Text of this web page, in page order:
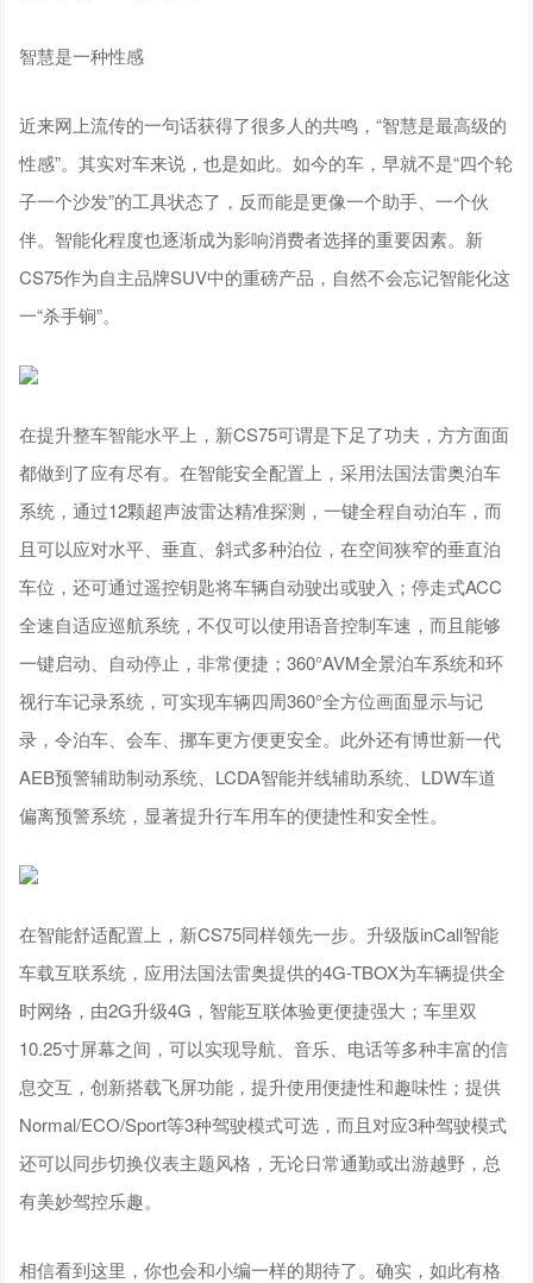
智慧是一种性感
近来网上流传的一句话获得了很多人的共鸣，“智慧是最高级的
性感”。其实对车来说，也是如此。如今的车，早就不是“四个轮
子一个沙发”的工具状态了，反而能是更像一个助手、一个伙
伴。智能化程度也逐渐成为影响消费者选择的重要因素。新
CS75作为自主品牌SUV中的重磅产品，自然不会忘记智能化这
一“杀手锏”。
在提升整车智能水平上，新CS75可谓是下足了功夫，方方面面
都做到了应有尽有。在智能安全配置上，采用法国法雷奥泊车
系统，通过12颗超声波雷达精准探测，一键全程自动泊车，而
且可以应对水平、垂直、斜式多种泊位，在空间狭窄的垂直泊
车位，还可通过遥控钥匙将车辆自动驶出或驶入；停走式ACC
全速自适应巡航系统，不仅可以使用语音控制车速，而且能够
一键启动、自动停止，非常便捷；360°AVM全景泊车系统和环
视行车记录系统，可实现车辆四周360°全方位画面显示与记
录，令泊车、会车、挪车更方便更安全。此外还有博世新一代
AEB预警辅助制动系统、LCDA智能并线辅助系统、LDW车道
偏离预警系统，显著提升行车用车的便捷性和安全性。
在智能舒适配置上，新CS75同样领先一步。升级版inCall智能
车载互联系统，应用法国法雷奥提供的4G-TBOX为车辆提供全
时网络，由2G升级4G，智能互联体验更便捷强大；车里双
10.25寸屏幕之间，可以实现导航、音乐、电话等多种丰富的信
息交互，创新搭载飞屏功能，提升使用便捷性和趣味性；提供
Normal/ECO/Sport等3种驾驶模式可选，而且对应3种驾驶模式
还可以同步切换仪表主题风格，无论日常通勤或出游越野，总
有美妙驾控乐趣。
相信看到这里，你也会和小编一样的期待了。确实，如此有格